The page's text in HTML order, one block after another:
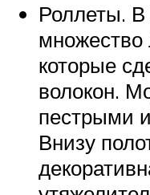
Роллеты. В
которые
волокон.
пестрыми
Внизу